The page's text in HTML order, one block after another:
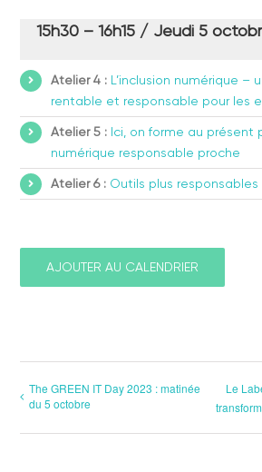
15h30 – 16h15 / Jeudi 5
Atelier 4 : L’inclusion numérique –
rentable et responsable pour les
Atelier 5 : Ici, on forme au présent
numérique responsable proche
Atelier 6 : Outils plus responsables
AJOUTER AU CALENDRIER
The GREEN IT Day 2023 : matinée
du 5 octobre
Le